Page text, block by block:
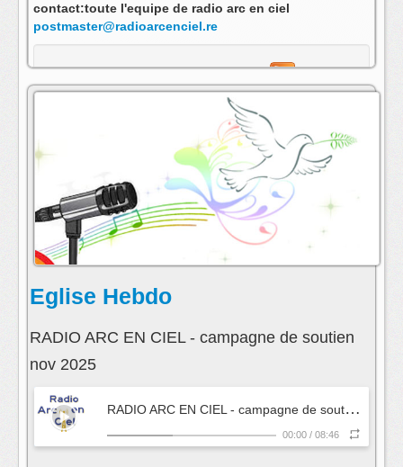
contact:toute l'equipe de radio arc en ciel
postmaster@radioarcenciel.re
s'abonner au fil rss de cette emission:
Eglise Hebdo
RADIO ARC EN CIEL - campagne de soutien
nov 2025
R
ADIO ARC EN CIEL - campagne de soutien nov 2025
00:00 / 08:46